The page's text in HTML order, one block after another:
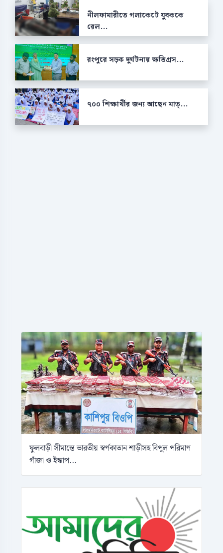
নীলফামারীতে গলাকেটে যুবককে
রেল...
রংপুরে সড়ক দুর্ঘটনায় ক্ষতিগ্রস...
৭০০ শিক্ষার্থীর জন্য আছেন মাত্...
ফুলবাড়ী সীমান্তে ভারতীয় স্বর্ণকাতান শাড়ীসহ বিপুল পরিমাণ
গাঁজা ও ইস্কাপ...